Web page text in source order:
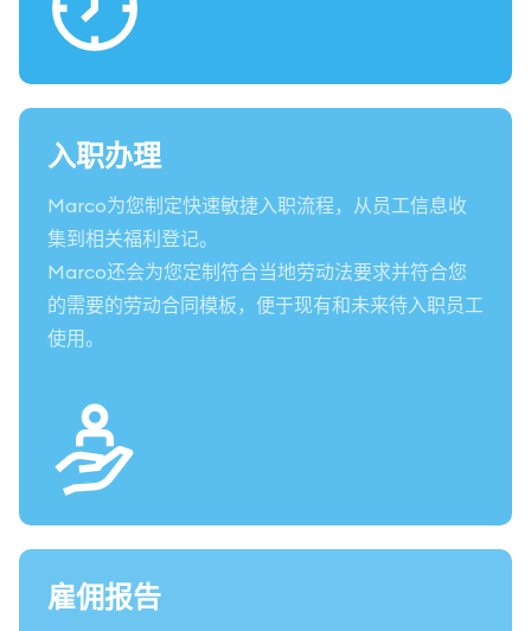
入职办理
Marco为您制定快速敏捷入职流程，从员工信息收
集到相关福利登记。
Marco还会为您定制符合当地劳动法要求并符合您
的需要的劳动合同模板，便于现有和未来待入职员工
使用。
雇佣报告